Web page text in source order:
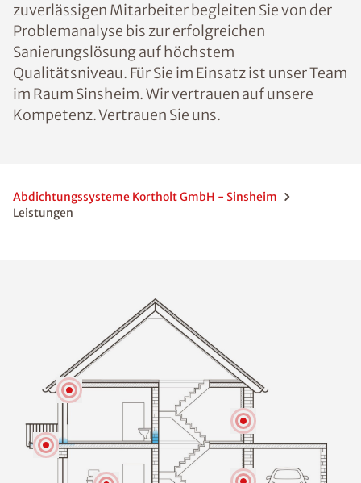
zuverlässigen Mitarbeiter begleiten Sie von der
Problemanalyse bis zur erfolgreichen
Sanierungslösung auf höchstem
Qualitätsniveau. Für Sie im Einsatz ist unser Team
im Raum Sinsheim. Wir vertrauen auf unsere
Kompetenz. Vertrauen Sie uns.
Abdichtungssysteme Kortholt GmbH - Sinsheim
Leistungen